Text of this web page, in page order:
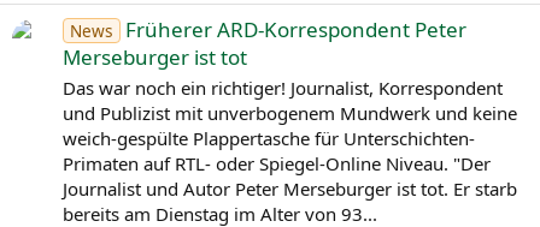
News
Früherer ARD-Korrespondent Peter
Merseburger ist tot
Das war noch ein richtiger! Journalist, Korrespondent
und Publizist mit unverbogenem Mundwerk und keine
weich-gespülte Plappertasche für Unterschichten-
Primaten auf RTL- oder Spiegel-Online Niveau. "Der
Journalist und Autor Peter Merseburger ist tot. Er starb
bereits am Dienstag im Alter von 93...